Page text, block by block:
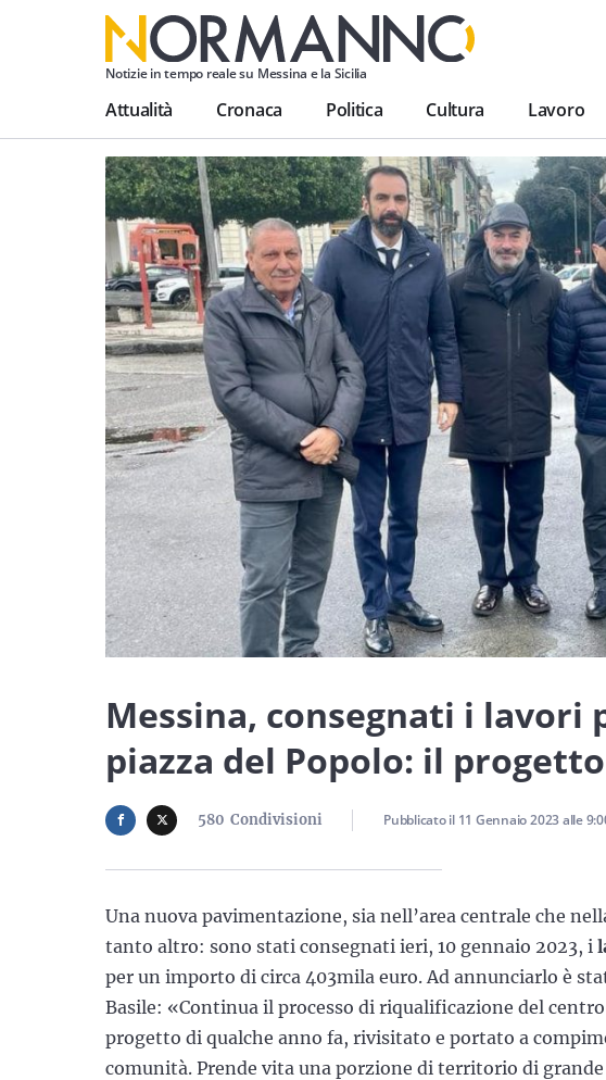
Notizie in tempo reale su Messina e la Sicilia
Attualità Cronaca Politica Cultura Lavoro
Messina, consegnati i lavori
piazza del Popolo: il progetto
580 Condivisioni Pubblicato il 11 Gennaio 2023alle
Una nuova pavimentazione, sia nell’area centrale che
tanto altro: sono stati consegnati ieri, 10 gennaio 2023, i
per un importo di circa 403mila euro. Ad annunciarlo è
Basile: «Continua il processo di riqualificazione del
progetto di qualche anno fa, rivisitato e portato a
comunità. Prende vita una porzione di territorio di